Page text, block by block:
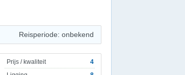
Reisperiode: onbekend
Prijs / kwaliteit
4